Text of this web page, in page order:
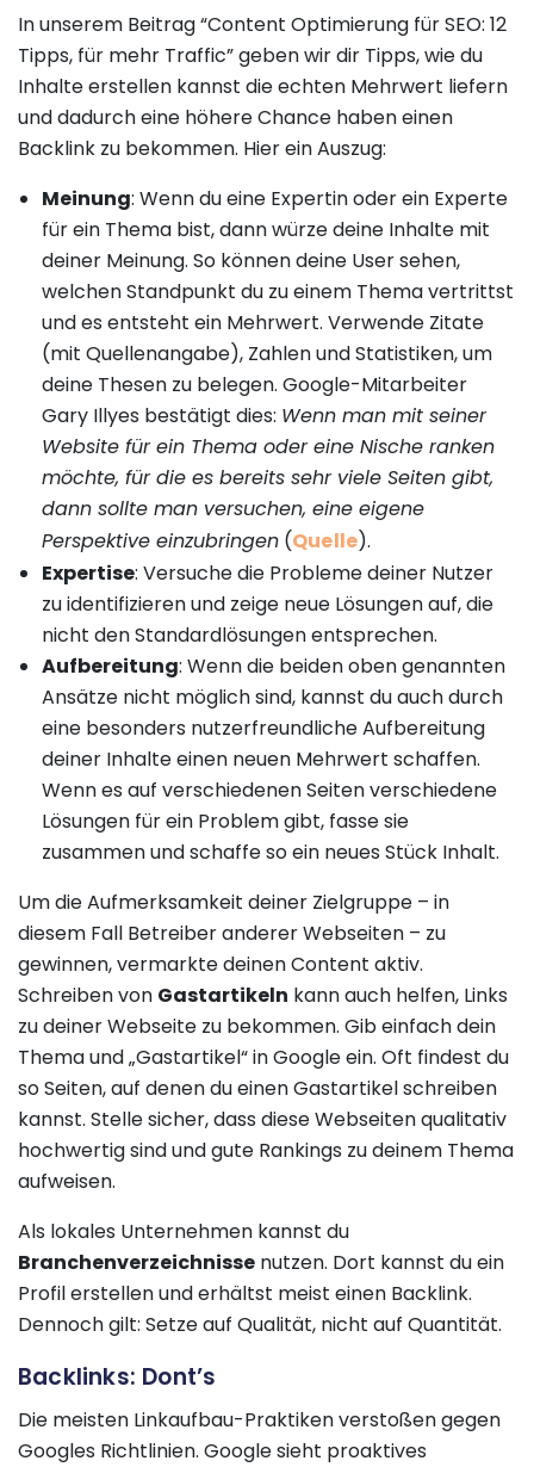
In unserem Beitrag “Content Optimierung für SEO: 12
Tipps, für mehr Traffic” geben wir dir Tipps, wie du
Inhalte erstellen kannst die echten Mehrwert liefern
und dadurch eine höhere Chance haben einen
Backlink zu bekommen. Hier ein Auszug:
Meinung: Wenn du eine Expertin oder ein Experte
für ein Thema bist, dann würze deine Inhalte mit
deiner Meinung. So können deine User sehen,
welchen Standpunkt du zu einem Thema vertrittst
und es entsteht ein Mehrwert. Verwende Zitate
(mit Quellenangabe), Zahlen und Statistiken, um
deine Thesen zu belegen. Google-Mitarbeiter
Gary Illyes bestätigt dies: Wenn man mit seiner
Website für ein Thema oder eine Nische ranken
möchte, für die es bereits sehr viele Seiten gibt,
dann sollte man versuchen, eine eigene
Perspektive einzubringen (Quelle).
Expertise: Versuche die Probleme deiner Nutzer
zu identifizieren und zeige neue Lösungen auf, die
nicht den Standardlösungen entsprechen.
Aufbereitung: Wenn die beiden oben genannten
Ansätze nicht möglich sind, kannst du auch durch
eine besonders nutzerfreundliche Aufbereitung
deiner Inhalte einen neuen Mehrwert schaffen.
Wenn es auf verschiedenen Seiten verschiedene
Lösungen für ein Problem gibt, fasse sie
zusammen und schaffe so ein neues Stück Inhalt.
Um die Aufmerksamkeit deiner Zielgruppe – in
diesem Fall Betreiber anderer Webseiten – zu
gewinnen, vermarkte deinen Content aktiv.
Schreiben von Gastartikeln kann auch helfen, Links
zu deiner Webseite zu bekommen. Gib einfach dein
Thema und „Gastartikel“ in Google ein. Oft findest du
so Seiten, auf denen du einen Gastartikel schreiben
kannst. Stelle sicher, dass diese Webseiten qualitativ
hochwertig sind und gute Rankings zu deinem Thema
aufweisen.
Als lokales Unternehmen kannst du
Branchenverzeichnisse nutzen. Dort kannst du ein
Profil erstellen und erhältst meist einen Backlink.
Dennoch gilt: Setze auf Qualität, nicht auf Quantität.
Backlinks: Dont’s
Die meisten Linkaufbau-Praktiken verstoßen gegen
Googles Richtlinien. Google sieht proaktives